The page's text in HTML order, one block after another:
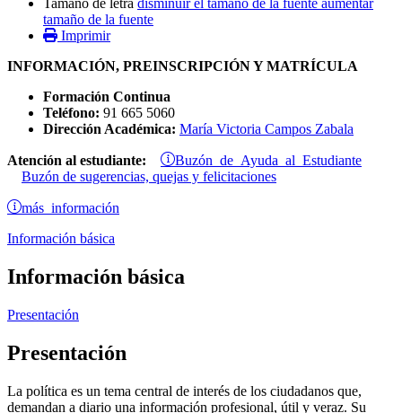
Tamaño de letra disminuir el tamaño de la fuente aumentar
tamaño de la fuente
Imprimir
INFORMACIÓN, PREINSCRIPCIÓN Y MATRÍCULA
Formación Continua
Teléfono: 91 665 5060
Dirección Académica: María Victoria Campos Zabala
Atención al estudiante: Buzón de Ayuda al Estudiante
Buzón de sugerencias, quejas y felicitaciones
más información
Información básica
Información básica
Presentación
Presentación
La política es un tema central de interés de los ciudadanos que,
demandan a diario una información profesional, útil y veraz. Su